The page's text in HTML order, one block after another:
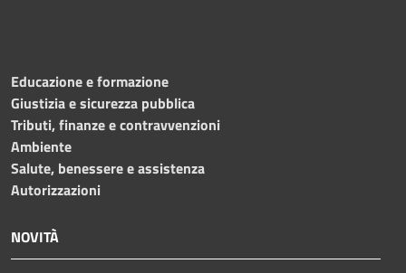
Educazione e formazione
Giustizia e sicurezza pubblica
Tributi, finanze e contravvenzioni
Ambiente
Salute, benessere e assistenza
Autorizzazioni
NOVITÀ